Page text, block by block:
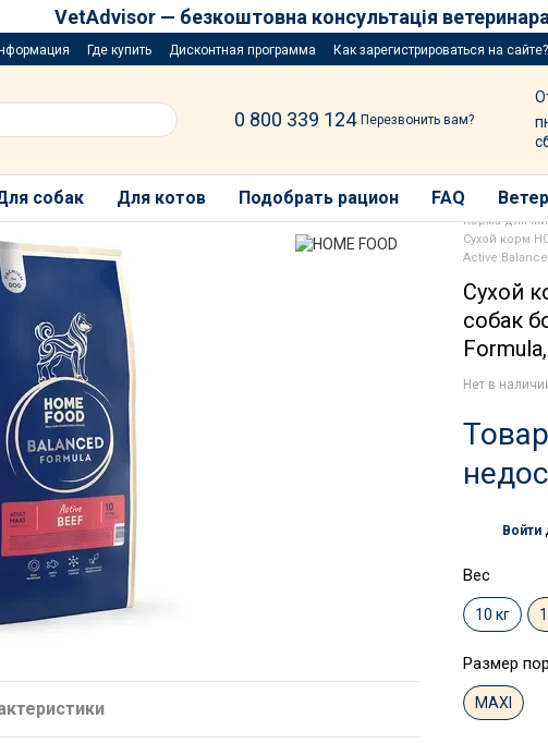
VetAdvisor — безкоштовна консультація ветеринара
Где купить Дисконтная программа Как зарегистрироваться на сайте?
0 800 339 124 Перезвонить вам?
собак Для котов Подобрать рацион FAQ
Корма для
Сухой корм
Active
Сухой
собак
Нет в
Товар
Войти
Вес
10 кг
Размер
MAXI